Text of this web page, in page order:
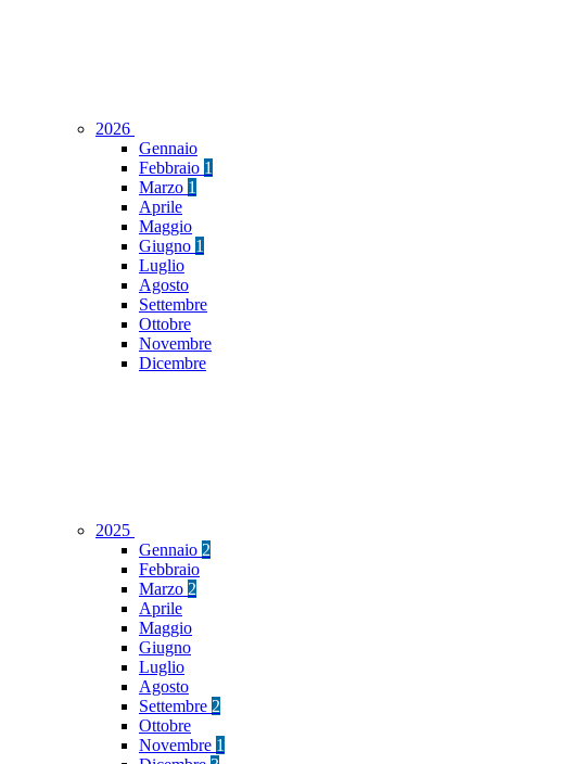
2026
Gennaio
Febbraio 1
Marzo 1
Aprile
Maggio
Giugno 1
Luglio
Agosto
Settembre
Ottobre
Novembre
Dicembre
2025
Gennaio 2
Febbraio
Marzo 2
Aprile
Maggio
Giugno
Luglio
Agosto
Settembre 2
Ottobre
Novembre 1